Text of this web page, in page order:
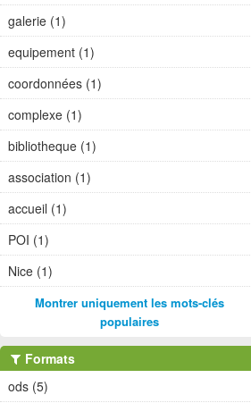
galerie (1)
equipement (1)
coordonnées (1)
complexe (1)
bibliotheque (1)
association (1)
accueil (1)
POI (1)
Nice (1)
Montrer uniquement les mots-clés
populaires
Formats
ods (5)